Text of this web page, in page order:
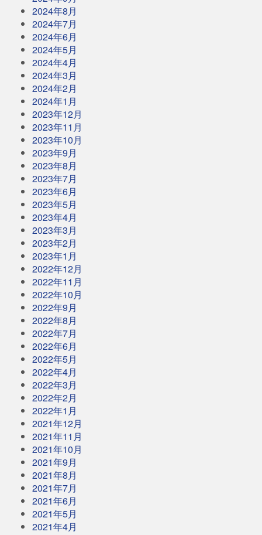
2024年8月
2024年7月
2024年6月
2024年5月
2024年4月
2024年3月
2024年2月
2024年1月
2023年12月
2023年11月
2023年10月
2023年9月
2023年8月
2023年7月
2023年6月
2023年5月
2023年4月
2023年3月
2023年2月
2023年1月
2022年12月
2022年11月
2022年10月
2022年9月
2022年8月
2022年7月
2022年6月
2022年5月
2022年4月
2022年3月
2022年2月
2022年1月
2021年12月
2021年11月
2021年10月
2021年9月
2021年8月
2021年7月
2021年6月
2021年5月
2021年4月